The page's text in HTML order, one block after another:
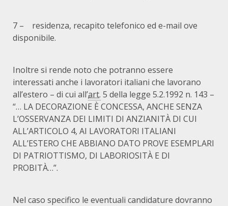
7 – residenza, recapito telefonico ed e-mail ove
disponibile.
Inoltre si rende noto che potranno essere
interessati anche i lavoratori italiani che lavorano
all’estero – di cui all’art. 5 della legge 5.2.1992 n. 143 –
“… LA DECORAZIONE È CONCESSA, ANCHE SENZA
L’OSSERVANZA DEI LIMITI DI ANZIANITÀ DI CUI
ALL’ARTICOLO 4, AI LAVORATORI ITALIANI
ALL’ESTERO CHE ABBIANO DATO PROVE ESEMPLARI
DI PATRIOTTISMO, DI LABORIOSITÀ E DI
PROBITÀ…”.
Nel caso specifico le eventuali candidature dovranno